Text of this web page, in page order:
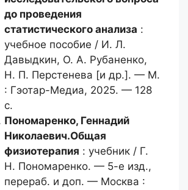
до проведения
статистического анализа :
учебное пособие / И. Л.
Давыдкин, О. А. Рубаненко,
Н. П. Перстенева [и др.]. — М.
: Гэотар-Медиа, 2025. — 128
с.
Пономаренко, Геннадий
Николаевич.Общая
физиотерапия : учебник / Г.
Н. Пономаренко. — 5-е изд.,
перераб. и доп. — Москва :